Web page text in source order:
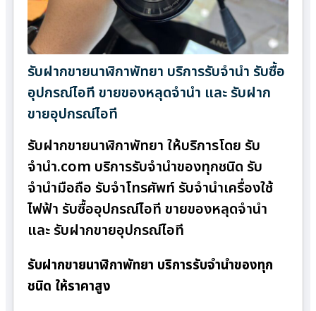
รับฝากขายนาฬิกาพัทยา บริการรับจำนำ รับซื้อ
อุปกรณ์ไอที ขายของหลุดจำนำ และ รับฝาก
ขายอุปกรณ์ไอที
รับฝากขายนาฬิกาพัทยา ให้บริการโดย รับ
จํานํา.com บริการรับจำนำของทุกชนิด รับ
จำนำมือถือ รับจำโทรศัพท์ รับจำนำเครื่องใช้
ไฟฟ้า รับซื้ออุปกรณ์ไอที ขายของหลุดจำนำ
และ รับฝากขายอุปกรณ์ไอที
รับฝากขายนาฬิกาพัทยา บริการรับจำนำของทุก
ชนิด ให้ราคาสูง